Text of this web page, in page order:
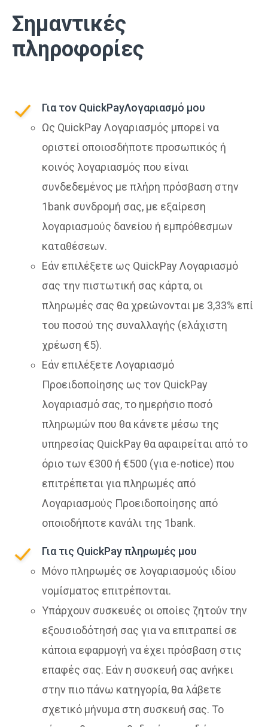
Σημαντικές
πληροφορίες
Για τον QuickPayΛογαριασμό μου
Ως QuickPay Λογαριασμός μπορεί να
οριστεί οποιοσδήποτε προσωπικός ή
κοινός λογαριασμός που είναι
συνδεδεμένος με πλήρη πρόσβαση στην
1bank συνδρομή σας, με εξαίρεση
λογαριασμούς δανείου ή εμπρόθεσμων
καταθέσεων.
Εάν επιλέξετε ως QuickPay Λογαριασμό
σας την πιστωτική σας κάρτα, οι
πληρωμές σας θα χρεώνονται με 3,33% επί
του ποσού της συναλλαγής (ελάχιστη
χρέωση €5).
Εάν επιλέξετε Λογαριασμό
Προειδοποίησης ως τον QuickPay
λογαριασμό σας, το ημερήσιο ποσό
πληρωμών που θα κάνετε μέσω της
υπηρεσίας QuickPay θα αφαιρείται από το
όριο των €300 ή €500 (για e-notice) που
επιτρέπεται για πληρωμές από
Λογαριασμούς Προειδοποίησης από
οποιοδήποτε κανάλι της 1bank.
Για τις QuickPay πληρωμές μου
Μόνο πληρωμές σε λογαριασμούς ιδίου
νομίσματος επιτρέπονται.
Υπάρχουν συσκευές οι οποίες ζητούν την
εξουσιοδότησή σας για να επιτραπεί σε
κάποια εφαρμογή να έχει πρόσβαση στις
επαφές σας. Εάν η συσκευή σας ανήκει
στην πιο πάνω κατηγορία, θα λάβετε
σχετικό μήνυμα στη συσκευή σας. Το